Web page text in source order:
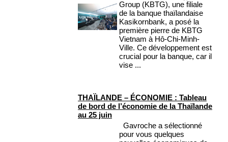
Group (KBTG), une filiale
de la banque thaïlandaise
Kasikornbank, a posé la
première pierre de KBTG
Vietnam à Hô-Chi-Minh-
Ville. Ce développement est
crucial pour la banque, car il
vise ...
THAÏLANDE – ÉCONOMIE : Tableau
de bord de l’économie de la Thaïlande
au 25 juin
Gavroche a sélectionné
pour vous quelques